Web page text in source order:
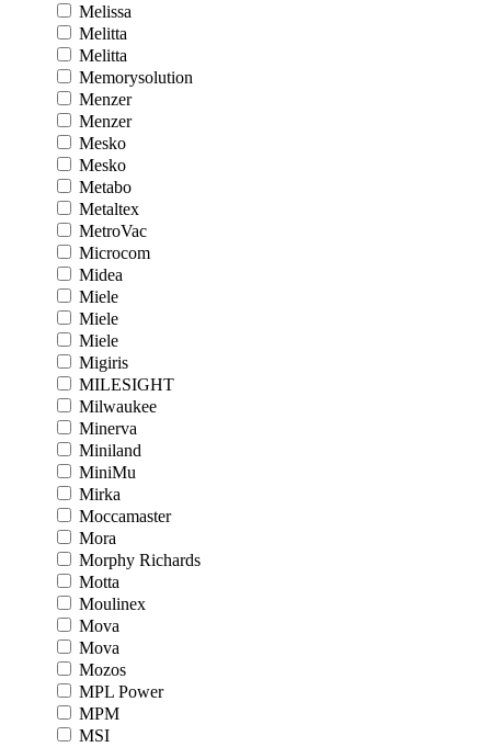
Melissa
Melitta
Melitta
Memorysolution
Menzer
Menzer
Mesko
Mesko
Metabo
Metaltex
MetroVac
Microcom
Midea
Miele
Miele
Miele
Migiris
MILESIGHT
Milwaukee
Minerva
Miniland
MiniMu
Mirka
Moccamaster
Mora
Morphy Richards
Motta
Moulinex
Mova
Mova
Mozos
MPL Power
MPM
MSI